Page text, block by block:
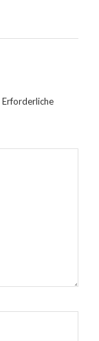
Erforderliche